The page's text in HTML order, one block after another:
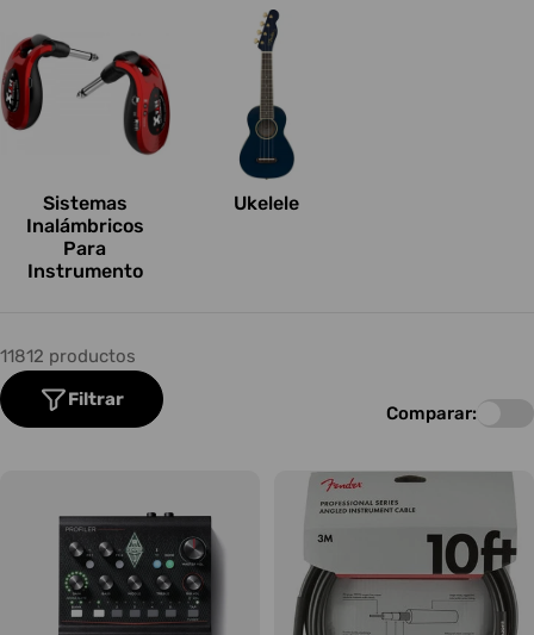
Sistemas
Inalámbricos
Para
Instrumento
Ukelele
11812 productos
Filtrar
Comparar: